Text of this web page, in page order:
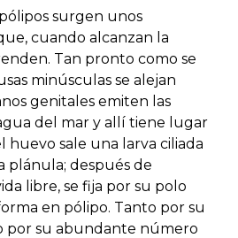
surgen unos
cuando alcanzan la
Tan pronto como se
minúsculas se alejan
genitales emiten las
del mar y allí tiene lugar
huevo sale una larva ciliada
plánula; después de
libre, se fija por su polo
en pólipo. Tanto por su
por su abundante número